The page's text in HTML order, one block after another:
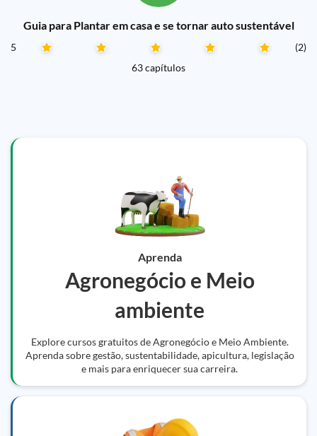
Guia para Plantar em casa e se tornar auto sustentável
5
(2)
63 capítulos
Aprenda
Agronegócio e Meio
ambiente
Explore cursos gratuitos de Agronegócio e Meio Ambiente.
Aprenda sobre gestão, sustentabilidade, apicultura, legislação
e mais para enriquecer sua carreira.